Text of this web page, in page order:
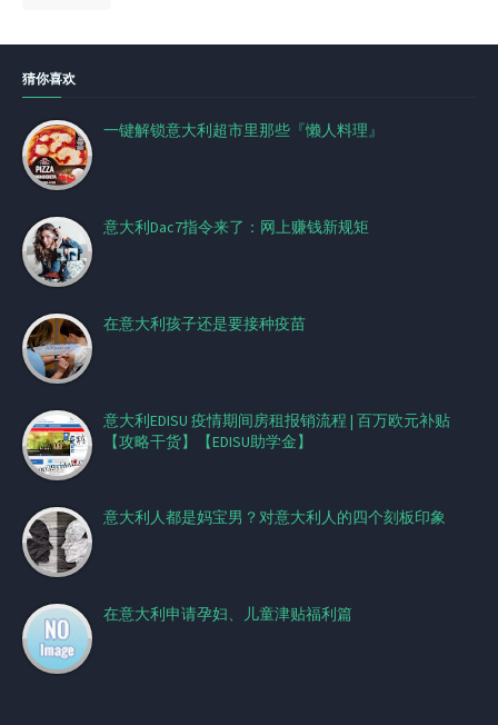
猜你喜欢
一键解锁意大利超市里那些『懒人料理』
意大利Dac7指令来了：网上赚钱新规矩
在意大利孩子还是要接种疫苗
意大利EDISU 疫情期间房租报销流程 | 百万欧元补贴
【攻略干货】【EDISU助学金】
意大利人都是妈宝男？对意大利人的四个刻板印象
在意大利申请孕妇、儿童津贴福利篇